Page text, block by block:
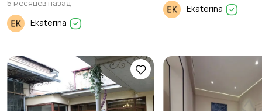
5 месяцев назад
Ekaterina
Ekaterina